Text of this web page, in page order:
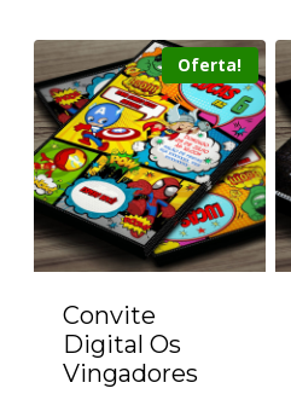
Oferta!
Convite
Digital Os
Vingadores